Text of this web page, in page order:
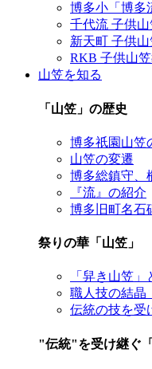
博多小「博多
千代流 子供山
新天町 子供山
RKB 子供山
山笠を知る
「山笠」の歴史
博多祇園山笠
山笠の変遷
博多総鎮守、
『流』の紹介
博多旧町名石
祭りの華「山笠」
「舁き山笠」
職人技の結晶
伝統の技を受
"伝統"を受け継ぐ「